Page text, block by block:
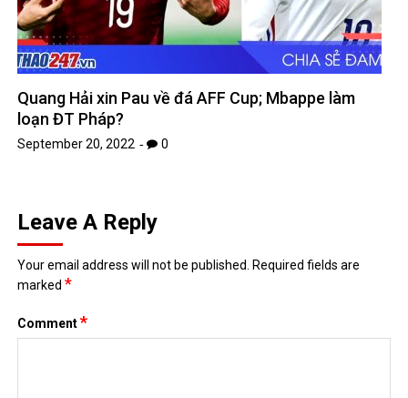
Quang Hải xin Pau về đá AFF Cup; Mbappe làm
loạn ĐT Pháp?
September 20, 2022 0
Leave A Reply
Your email address will not be published. Required fields are
marked*
Comment*